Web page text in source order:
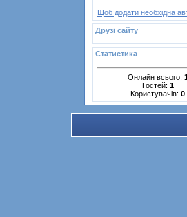
Щоб додати необхідна
Друзі сайту
Статистика
Онлайн всього:
Гостей: 1
Користувачів: 0